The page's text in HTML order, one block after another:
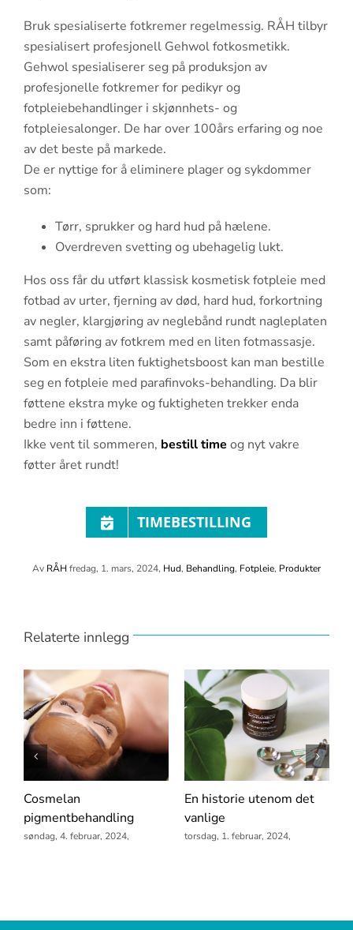
Bruk spesialiserte fotkremer regelmessig. RÅH tilbyr
spesialisert profesjonell Gehwol fotkosmetikk.
Gehwol spesialiserer seg på produksjon av
profesjonelle fotkremer for pedikyr og
fotpleiebehandlinger i skjønnhets- og
fotpleiesalonger. De har over 100års erfaring og noe
av det beste på markede.
De er nyttige for å eliminere plager og sykdommer
som:
Tørr, sprukker og hard hud på hælene.
Overdreven svetting og ubehagelig lukt.
Hos oss får du utført klassisk kosmetisk fotpleie med
fotbad av urter, fjerning av død, hard hud, forkortning
av negler, klargjøring av neglebånd rundt nagleplaten
samt påføring av fotkrem med en liten fotmassasje.
Som en ekstra liten fuktighetsboost kan man bestille
seg en fotpleie med parafinvoks-behandling. Da blir
føttene ekstra myke og fuktigheten trekker enda
bedre inn i føttene.
Ikke vent til sommeren, bestill time og nyt vakre
føtter året rundt!
TIMEBESTILLING
Av RÅHfredag, 1. mars, 2024, Hud, Behandling, Fotpleie, Produkter
Relaterte innlegg
Cosmelan
pigmentbehandling
søndag, 4. februar, 2024,
En historie utenom det
vanlige
torsdag, 1. februar, 2024,